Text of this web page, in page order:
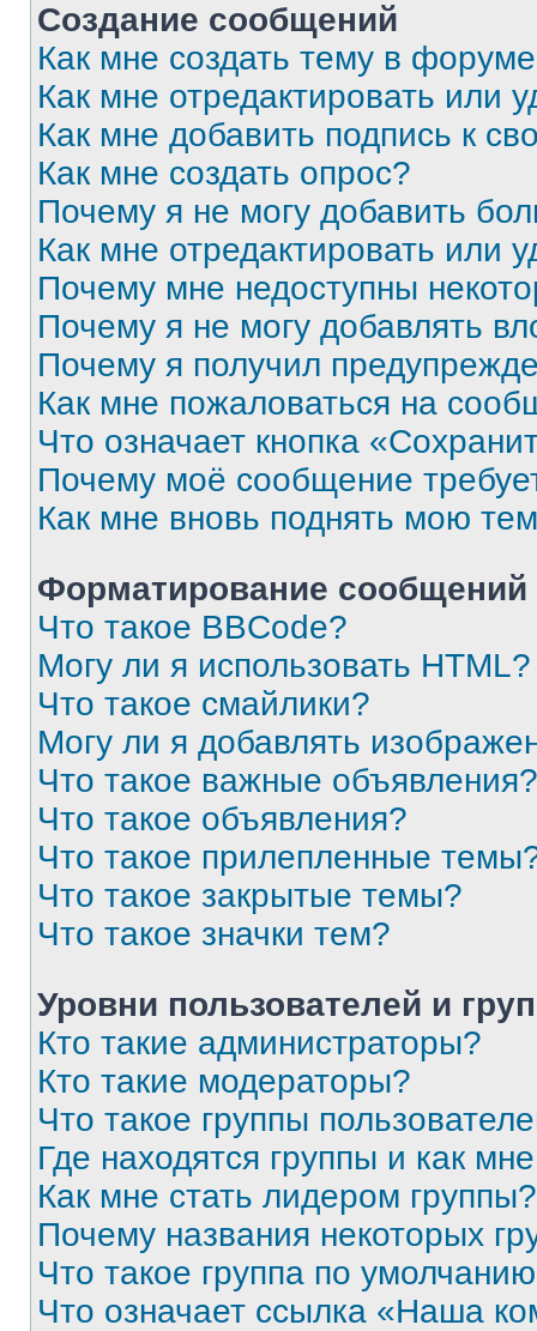
Создание сообщений
Как мне создать тему в
Как мне отредактировать или
Как мне добавить подпись к
Как мне создать опрос?
Почему я не могу добавить
Как мне отредактировать или
Почему мне недоступны
Почему я не могу добавлять
Почему я получил
Как мне пожаловаться на
Что означает кнопка
Почему моё сообщение
Как мне вновь поднять мою
Форматирование
Что такое BBCode?
Могу ли я использовать HTML?
Что такое смайлики?
Могу ли я добавлять
Что такое важные объявления?
Что такое объявления?
Что такое прилепленные
Что такое закрытые темы?
Что такое значки тем?
Уровни пользователей и
Кто такие администраторы?
Кто такие модераторы?
Что такое группы
Где находятся группы и как
Как мне стать лидером группы?
Почему названия некоторых
Что такое группа по
Что означает ссылка «Наша